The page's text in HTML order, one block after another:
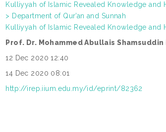
Kulliyyah of Islamic Revealed Knowledge and
> Department of Qur’an and Sunnah
Kulliyyah of Islamic Revealed Knowledge and
Prof. Dr. Mohammed Abullais Shamsuddin
12 Dec 2020 12:40
14 Dec 2020 08:01
http://irep.iium.edu.my/id/eprint/82362